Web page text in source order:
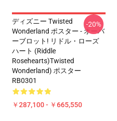
ディズニー Twisted
Wonderland ポスター - オーバ
ーブロット! リドル・ローズ
ハート (Riddle
Rosehearts)Twisted
Wonderland) ポスター
RB0301
￥287,100 - ￥665,550
-20%